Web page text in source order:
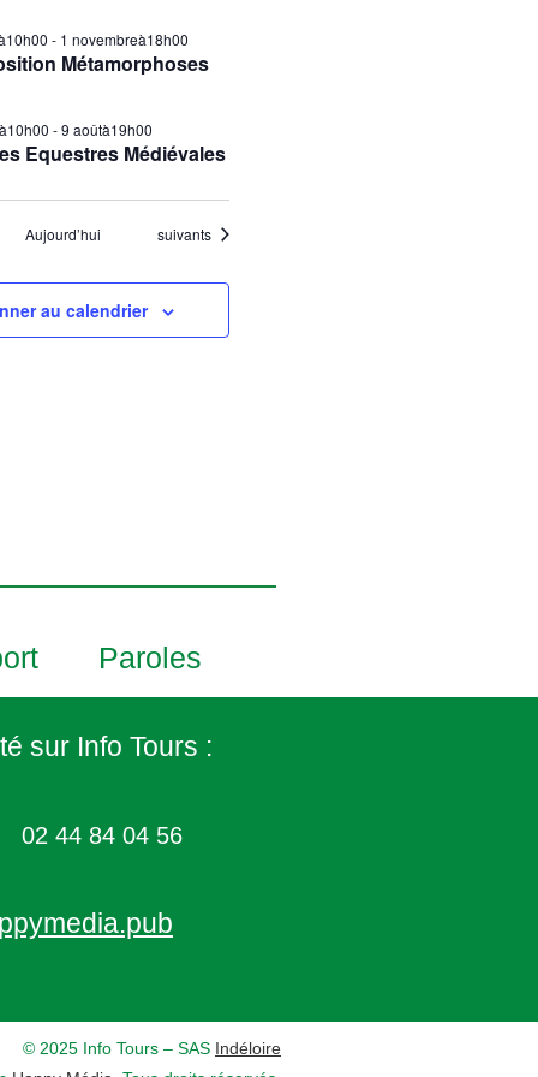
Métamorphoses
- 1 novembreà18h00
Equestres Médiévales
-9 aoûtà19h00
Aujourd’hui Évènements
suivants
au calendrier
Paroles
sur Info Tours :
02 44 84 04 56
© 2025 Info Tours – SAS Indéloire